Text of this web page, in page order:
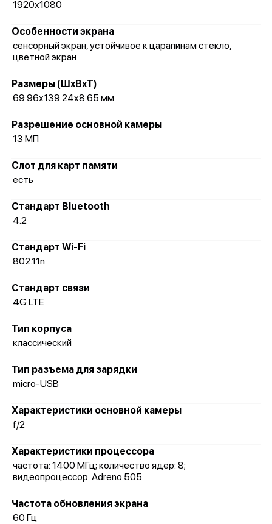
1920x1080
Особенности экрана
сенсорный экран, устойчивое к царапинам стекло,
цветной экран
Размеры (ШxВxТ)
69.96x139.24x8.65 мм
Разрешение основной камеры
13 МП
Слот для карт памяти
есть
Стандарт Bluetooth
4.2
Стандарт Wi-Fi
802.11n
Стандарт связи
4G LTE
Тип корпуса
классический
Тип разъема для зарядки
micro-USB
Характеристики основной камеры
f/2
Характеристики процессора
частота: 1400 МГц; количество ядер: 8;
видеопроцессор: Adreno 505
Частота обновления экрана
60 Гц